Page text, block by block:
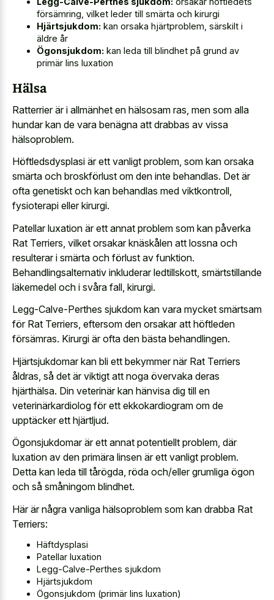
försämring, vilket leder till smärta och kirurgi
Hjärtsjukdom: kan orsaka hjärtproblem, särskilt i
äldre år
Ögonsjukdom: kan leda till blindhet på grund av
primär lins luxation
Hälsa
Ratterrier är i allmänhet en hälsosam ras, men som alla
hundar kan de vara benägna att drabbas av vissa
hälsoproblem.
Höftledsdysplasi är ett vanligt problem, som kan orsaka
smärta och broskförlust om den inte behandlas. Det är
ofta genetiskt och kan behandlas med viktkontroll,
fysioterapi eller kirurgi.
Patellar luxation är ett annat problem som kan påverka
Rat Terriers, vilket orsakar knäskålen att lossna och
resulterar i smärta och förlust av funktion.
Behandlingsalternativ inkluderar ledtillskott, smärtstillande
läkemedel och i svåra fall, kirurgi.
Legg-Calve-Perthes sjukdom kan vara mycket smärtsam
för Rat Terriers, eftersom den orsakar att höftleden
försämras. Kirurgi är ofta den bästa behandlingen.
Hjärtsjukdomar kan bli ett bekymmer när Rat Terriers
åldras, så det är viktigt att noga övervaka deras
hjärthälsa. Din veterinär kan hänvisa dig till en
veterinärkardiolog för ett ekkokardiogram om de
upptäcker ett hjärtljud.
Ögonsjukdomar är ett annat potentiellt problem, där
luxation av den primära linsen är ett vanligt problem.
Detta kan leda till tårögda, röda och/eller grumliga ögon
och så småningom blindhet.
Här är några vanliga hälsoproblem som kan drabba Rat
Terriers:
Häftdysplasi
Patellar luxation
Legg-Calve-Perthes sjukdom
Hjärtsjukdom
Ögonsjukdom (primär lins luxation)